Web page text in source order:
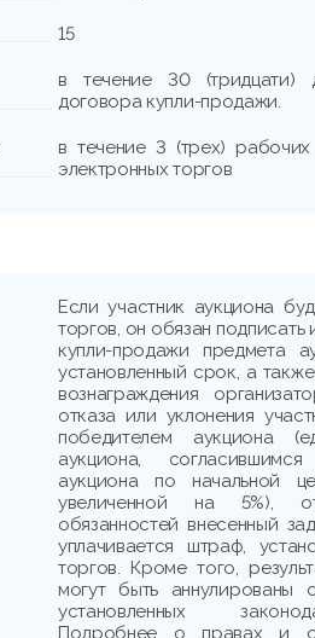
15
в течение 30 (тридцати)
договора купли-продажи.
в течение 3 (трех)
электронных торгов
Если участник аукциона
торгов, он обязан подписать
купли-продажи предмета
установленный срок, а
вознаграждения
отказа или уклонения
победителем аукциона
аукциона,
аукциона по начальной
увеличенной на 5%),
обязанностей внесенный
уплачивается штраф,
торгов. Кроме того,
могут быть аннулированы
установленных
Подробнее о правах и